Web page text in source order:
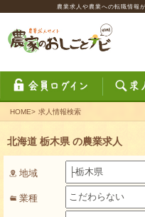
農業求人や農業への転職情報
HOME> 求人情報検索
北海道 栃木県 の農業求人
地域
業種